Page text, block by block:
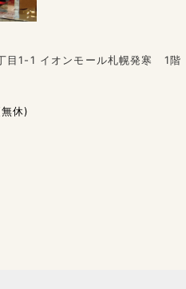
目1-1 イオンモール札幌発寒 1階
休)